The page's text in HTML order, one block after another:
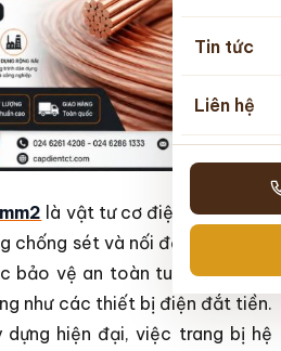
Tin tức
Liên hệ
là vật tư cơ điện không thể
chống sét và nối đất, đóng vai
bảo vệ an toàn tuyệt đối cho
như các thiết bị điện đắt tiền.
hiện đại, việc trang bị hệ